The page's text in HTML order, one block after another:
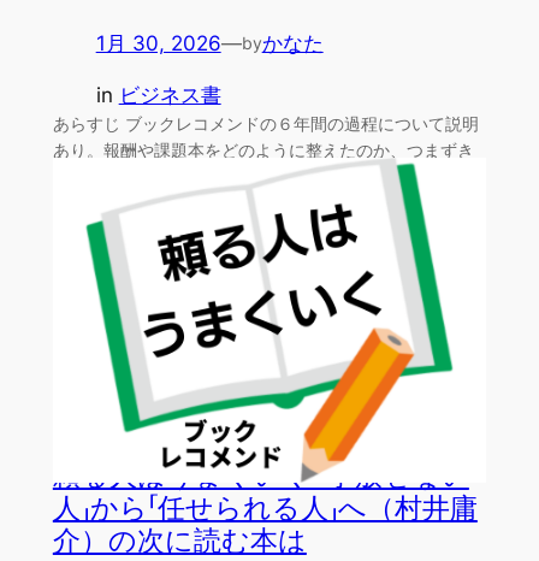
1月 30, 2026—byかなた
in ビジネス書
あらすじ ブックレコメンドの６年間の過程について説明
あり。報酬や課題本をどのように整えたのか、つまずき
頼る人はうまくいく 「手放せない
人」から「任せられる人」へ（村井庸
介）の次に読む本は